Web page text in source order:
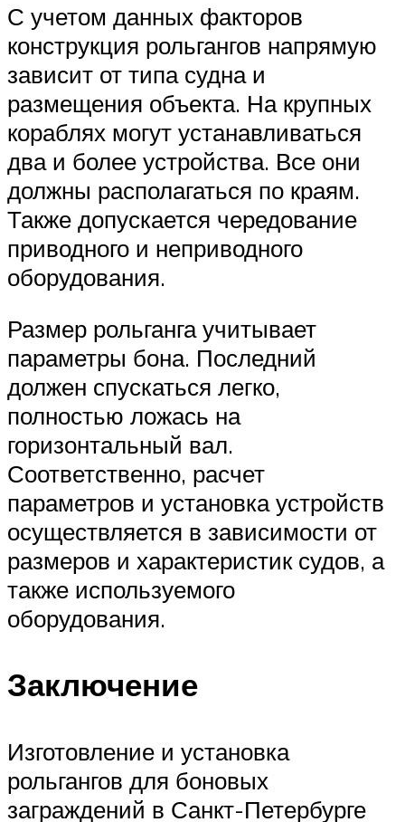
С учетом данных факторов
конструкция рольгангов напрямую
зависит от типа судна и
размещения объекта. На крупных
кораблях могут устанавливаться
два и более устройства. Все они
должны располагаться по краям.
Также допускается чередование
приводного и неприводного
оборудования.
Размер рольганга учитывает
параметры бона. Последний
должен спускаться легко,
полностью ложась на
горизонтальный вал.
Соответственно, расчет
параметров и установка устройств
осуществляется в зависимости от
размеров и характеристик судов, а
также используемого
оборудования.
Заключение
Изготовление и установка
рольгангов для боновых
заграждений в Санкт-Петербурге